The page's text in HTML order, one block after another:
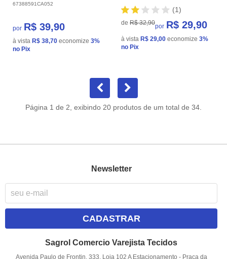
67388591CA052
por R$ 39,90
à vista R$ 38,70 economize 3%
no Pix
(1)
de R$ 32,90por R$ 29,90
à vista R$ 29,00 economize 3%
no Pix
Página 1 de 2, exibindo 20 produtos de um total de 34.
Newsletter
CADASTRAR
Sagrol Comercio Varejista Tecidos
Avenida Paulo de Frontin, 333, Loja 102 A Estacionamento - Praça da